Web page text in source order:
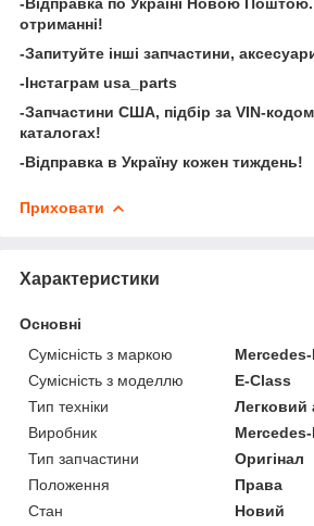
отриманні!
-Запитуйте інші запчастини,
-Інстаграм usa_parts
-Запчастини США, підбір за VIN-
каталогах!
-Відправка в Україну кожен тиждень!
Приховати
Характеристики
Основні
Сумісність з маркою
Сумісність з моделлю
E-Class
Тип техніки
Легковий
Виробник
Тип запчастини
Оригінал
Положення
Права
Стан
Новий